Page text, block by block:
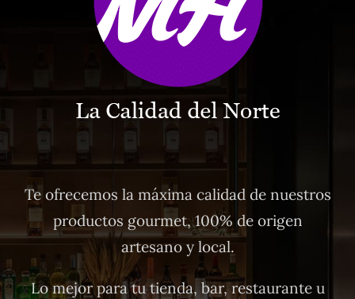
Te ofrecemos la máxima calidad de nuestros
productos gourmet, 100% de origen
artesano y local.
Lo mejor para tu tienda, bar, restaurante u